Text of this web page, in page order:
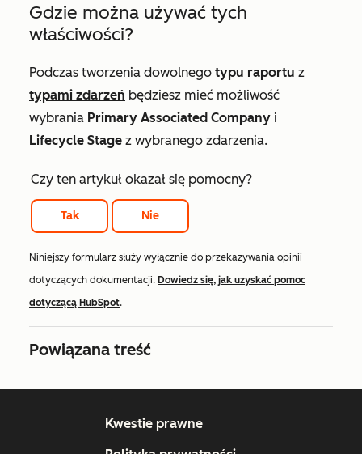
Gdzie można używać tych
właściwości?
Podczas tworzenia dowolnego typu raportu z
typami zdarzeń będziesz mieć możliwość
wybrania Primary Associated Company i
Lifecycle Stage z wybranego zdarzenia.
Czy ten artykuł okazał się pomocny?
Tak Nie
Niniejszy formularz służy wyłącznie do przekazywania opinii
dotyczących dokumentacji. Dowiedz się, jak uzyskać pomoc
dotyczącą HubSpot.
Powiązana treść
Kwestie prawne